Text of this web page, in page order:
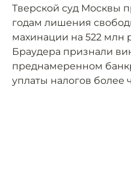
Тверской суд Москвы
годам лишения
махинации на 522 млн
Браудера признали
преднамеренном
уплаты налогов более